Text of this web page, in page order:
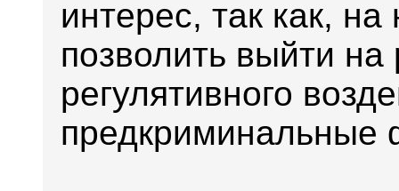
интерес, так как,
позволить выйти
регулятивного
предкриминальные